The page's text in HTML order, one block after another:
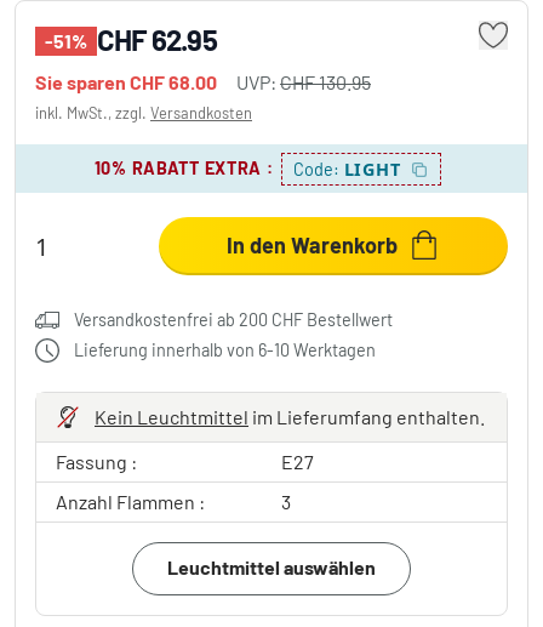
-51% CHF 62.95
Sie sparen CHF 68.00 UVP: CHF 130.95
inkl. MwSt., zzgl. Versandkosten
10% RABATT EXTRA : Code: LIGHT
In den Warenkorb
Versandkostenfrei ab 200 CHF Bestellwert
Lieferung innerhalb von 6-10 Werktagen
Kein Leuchtmittel im Lieferumfang enthalten.
Fassung :
E27
Anzahl Flammen :
3
Leuchtmittel auswählen